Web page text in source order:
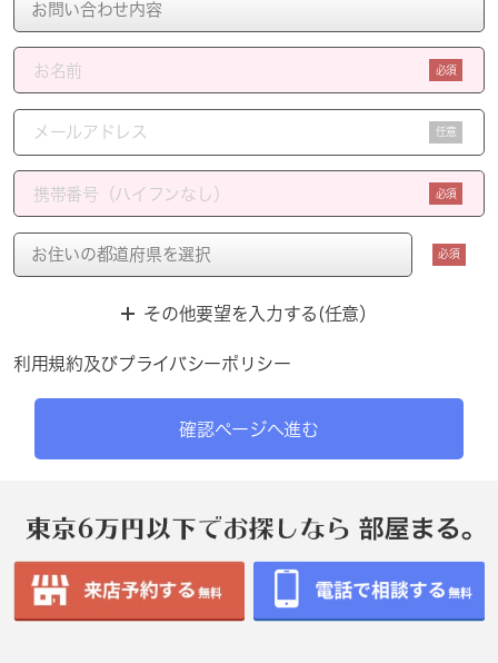
必須
任意
必須
必須
その他要望を入力する(任意）
利用規約及びプライバシーポリシー
確認ページへ進む